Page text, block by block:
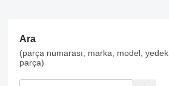
Ara
(parça numarası, marka, model, yedek
parça)